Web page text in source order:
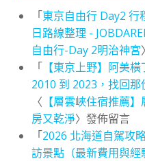
「東京自由行 Day2 行
日路線整理 -
自由行-Day 2明治神宮
「 【東京上野】阿美
2010 到 2023，找回
〈 【層雲峽住宿推薦
房又乾淨〉發佈留言
「2026 北海道自駕攻
訪景點（最新費用與經